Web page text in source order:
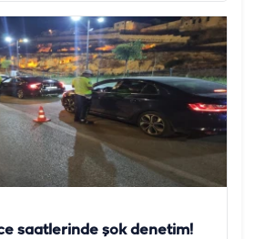
saatlerinde şok denetim!